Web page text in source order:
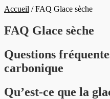
Accueil /FAQ Glace sèche
FAQ Glace sèche
Questions
carbonique
Qu’est-ce que la